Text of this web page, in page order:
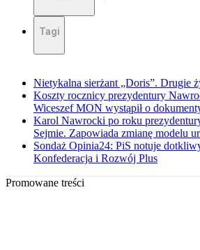
Tagi
Nietykalna sierżant „Doris”. Drugie
Koszty rocznicy prezydentury
Wiceszef MON wystąpił o
Karol Nawrocki po roku
Sejmie. Zapowiada zmianę modelu
Sondaż Opinia24: PiS notuje
Konfederacja i Rozwój Plus
Promowane treści